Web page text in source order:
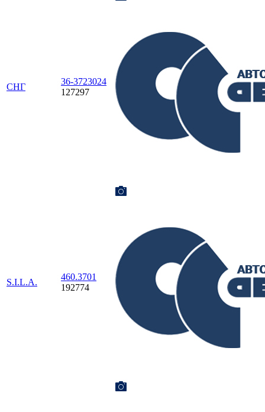
СНГ
36-3723024
127297
S.I.L.A.
460.3701
192774